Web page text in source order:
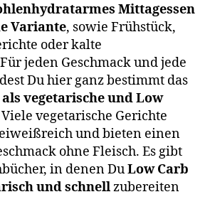
Mittagessen
Variante, sowie Frühstück,
oder kalte
jeden Geschmack und jede
Du hier ganz bestimmt das
als vegetarische und Low
Viele vegetarische Gerichte
und bieten einen
ohne Fleisch. Es gibt
in denen DuLow Carb
und schnellzubereiten